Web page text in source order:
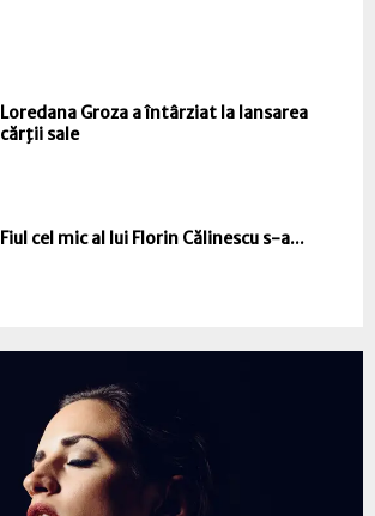
Loredana Groza a întârziat la lansarea
cărţii sale
Fiul cel mic al lui Florin Călinescu s-a...